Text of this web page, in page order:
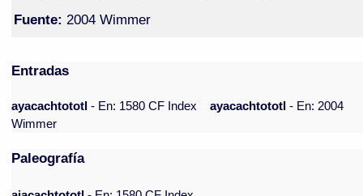
Fuente: 2004 Wimmer
Entradas
ayacachtototl- En: 1580 CF Index ayacachtototl- En: 2004
Wimmer
Paleografía